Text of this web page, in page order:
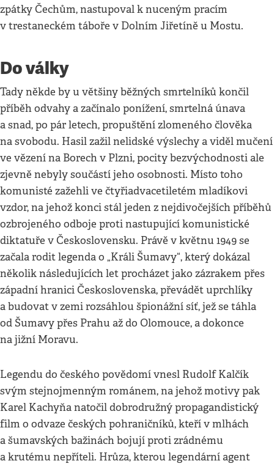
zpátky Čechům, nastupoval k nuceným pracím
v trestaneckém táboře v Dolním Jiřetíně u Mostu.
Do války
Tady někde by u většiny běžných smrtelníků končil
příběh odvahy a začínalo ponížení, smrtelná únava
a snad, po pár letech, propuštění zlomeného člověka
na svobodu. Hasil zažil nelidské výslechy a viděl mučení
ve vězení na Borech v Plzni, pocity bezvýchodnosti ale
zjevně nebyly součástí jeho osobnosti. Místo toho
komunisté zažehli ve čtyřiadvacetiletém mladíkovi
vzdor, na jehož konci stál jeden z nejdivočejších příběhů
ozbrojeného odboje proti nastupující komunistické
diktatuře v Československu. Právě v květnu 1949 se
začala rodit legenda o „Králi Šumavy“, který dokázal
několik následujících let procházet jako zázrakem přes
západní hranici Československa, převádět uprchlíky
a budovat v zemi rozsáhlou špionážní síť, jež se táhla
od Šumavy přes Prahu až do Olomouce, a dokonce
na jižní Moravu.
Legendu do českého povědomí vnesl Rudolf Kalčík
svým stejnojmenným románem, na jehož motivy pak
Karel Kachyňa natočil dobrodružný propagandistický
film o odvaze českých pohraničníků, kteří v mlhách
a šumavských bažinách bojují proti zrádnému
a krutému nepříteli. Hrůza, kterou legendární agent